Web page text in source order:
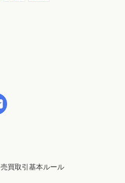
売買取引基本ルール